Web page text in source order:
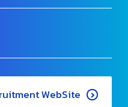
WebSite